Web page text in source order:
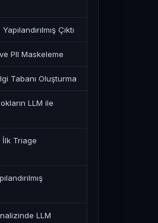
Çıktı
PII Maskeleme
Tabanı Oluşturma
LLM ile
Triage
LLM